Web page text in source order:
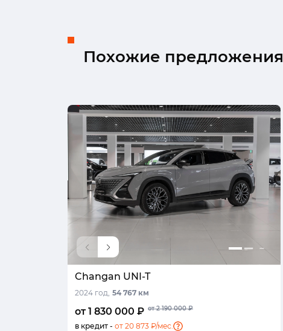
Похожие предложения
Changan UNI-T
2024 год, 54 767 км
от 1 830 000 ₽ от 2 190 000 ₽
в кредит - от 20 873 ₽/мес.